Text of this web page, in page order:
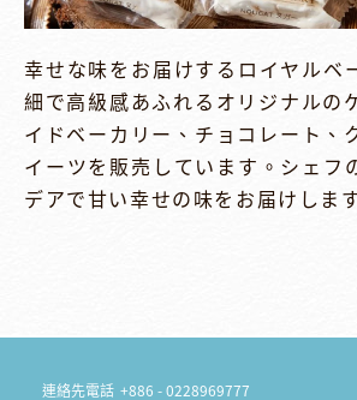
幸せな味をお届けするロイヤルベ
細で高級感あふれるオリジナルの
イドベーカリー、チョコレート、
イーツを販売しています。シェフ
デアで甘い幸せの味をお届けしま
連絡先電話 +886 - 0228969777